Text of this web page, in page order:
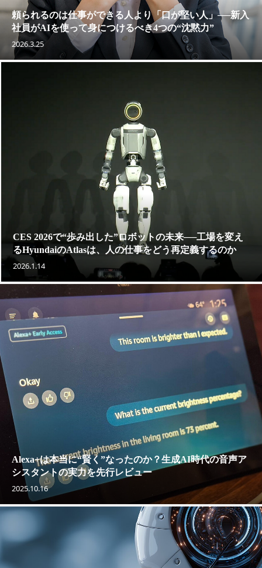
頼られるのは仕事ができる人より「口が堅い人」──新入
社員がAIを使って身につけるべき4つの“沈黙力”
2026.3.25
CES 2026で“歩み出した”ロボットの未来──工場を変え
るHyundaiのAtlasは、人の仕事をどう再定義するのか
2026.1.14
Alexa+は本当に“賢く”なったのか？生成AI時代の音声ア
シスタントの実力を先行レビュー
2025.10.16